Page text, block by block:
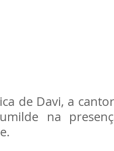
de Davi, a
na